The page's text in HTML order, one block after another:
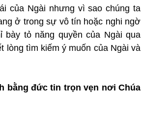
của Ngài nhưng vì sao chúng ta
ở trong sự vô tín hoặc nghi ngờ
tỏ năng quyền của Ngài qua
lòng tìm kiếm ý muốn của Ngài và
bằng đức tin trọn vẹn nơi Chúa